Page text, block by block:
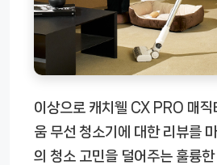
이상으로 캐치웰 CX PRO 매직
움 무선 청소기에 대한 리뷰를
의 청소 고민을 덜어주는 훌륭